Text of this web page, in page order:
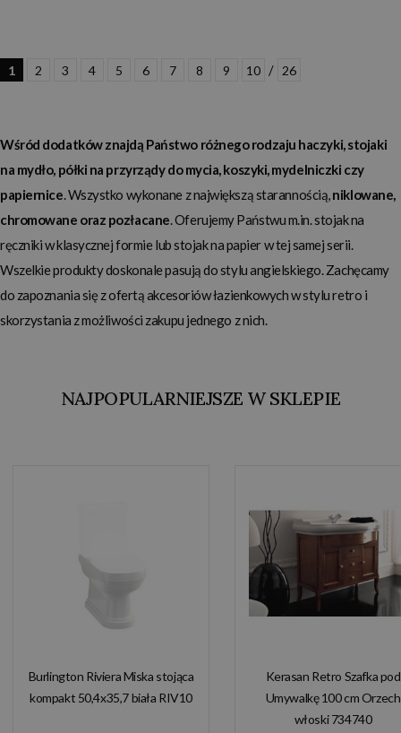
1 2 3 4 5 6 7 8 9 10 / 26
Wśród dodatków znajdą Państwo różnego rodzaju haczyki, stojaki
na mydło, półki na przyrządy do mycia, koszyki, mydelniczki czy
papiernice. Wszystko wykonane z największą starannością,niklowane,
chromowane oraz pozłacane. Oferujemy Państwu m.in. stojak na
ręczniki w klasycznej formie lub stojak na papier w tej samej serii.
Wszelkie produkty doskonale pasują do stylu angielskiego. Zachęcamy
do zapoznania się z ofertą akcesoriów łazienkowych w stylu retro i
skorzystania z możliwości zakupu jednego z nich.
NAJPOPULARNIEJSZE W SKLEPIE
Burlington Riviera Miska stojąca
kompakt 50,4x35,7 biała RIV10
Kerasan Retro Szafka pod
Umywalkę 100 cm Orzech
włoski 734740